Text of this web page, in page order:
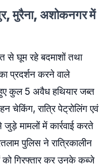
मुरैना, अशोकनगर में
से घूम रहे बदमाशों तथा
प्रदर्शन करने वाले
हुए कुल 5 अवैध हथियार जब्‍त
चेकिंग, रात्रि पेट्रोलिंग एवं
मामलों में कार्रवाई करते
पुलिस ने रात्रिकालीन
को गिरफ्तार कर उनके कब्जे